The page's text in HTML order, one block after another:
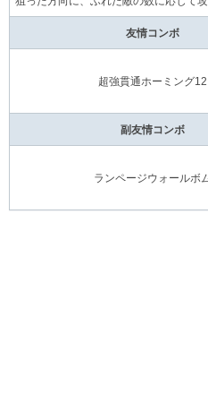
友情コンボ
超強貫通ホーミング12
副友情コンボ
ランページウォールボ